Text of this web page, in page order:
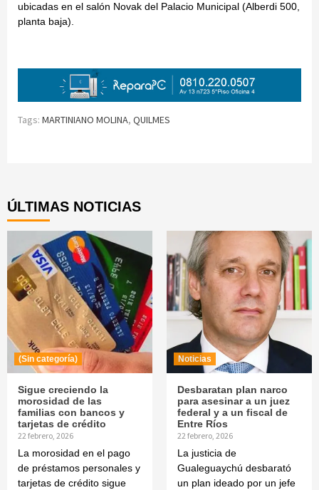
ubicadas en el salón Novak del Palacio Municipal (Alberdi 500,
planta baja).
Tags: MARTINIANO MOLINA, QUILMES
ÚLTIMAS NOTICIAS
(Sin categoría)
Sigue creciendo la
morosidad de las
familias con bancos y
tarjetas de crédito
22 febrero, 2026
La morosidad en el pago
de préstamos personales y
tarjetas de crédito sigue
Noticias
Desbaratan plan narco
para asesinar a un juez
federal y a un fiscal de
Entre Ríos
22 febrero, 2026
La justicia de
Gualeguaychú desbarató
un plan ideado por un jefe